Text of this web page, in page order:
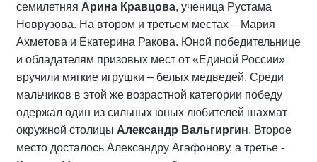
семилетняя Арина Кравцова, ученица Рустама
Новрузова. На втором и третьем местах – Мария
Ахметова и Екатерина Ракова. Юной победительнице
и обладателям призовых мест от «Единой России»
вручили мягкие игрушки – белых медведей. Среди
мальчиков в этой же возрастной категории победу
одержал один из сильных юных любителей шахмат
окружной столицы Александр Вальгиргин. Второе
место досталось Александру Агафонову, а третье -